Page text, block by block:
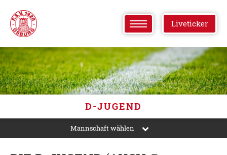
Liveticker
D-JUGEND
Mannschaft wählen